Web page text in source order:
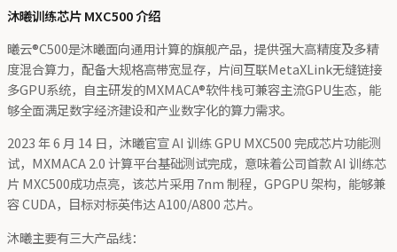
沐曦训练芯片 MXC500 介绍
曦云®C500是沐曦面向通用计算的旗舰产品，提供强大高精度及多精
度混合算力，配备大规格高带宽显存，片间互联MetaXLink无缝链接
多GPU系统，自主研发的MXMACA®软件栈可兼容主流GPU生态，能
够全面满足数字经济建设和产业数字化的算力需求。
2023 年 6 月 14 日，沐曦官宣 AI 训练 GPU MXC500 完成芯片功能测
试，MXMACA 2.0 计算平台基础测试完成，意味着公司首款 AI 训练芯
片 MXC500成功点亮，该芯片采用 7nm 制程，GPGPU 架构，能够兼
容 CUDA，目标对标英伟达 A100/A800 芯片。
沐曦主要有三大产品线：